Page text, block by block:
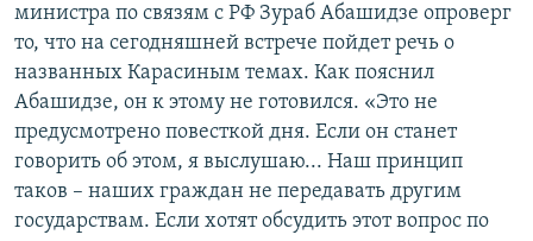
министра по связям с РФ Зураб Абашидзе опроверг
то, что на сегодняшней встрече пойдет речь о
названных Карасиным темах. Как пояснил
Абашидзе, он к этому не готовился. «Это не
предусмотрено повесткой дня. Если он станет
говорить об этом, я выслушаю... Наш принцип
таков – наших граждан не передавать другим
государствам. Если хотят обсудить этот вопрос по